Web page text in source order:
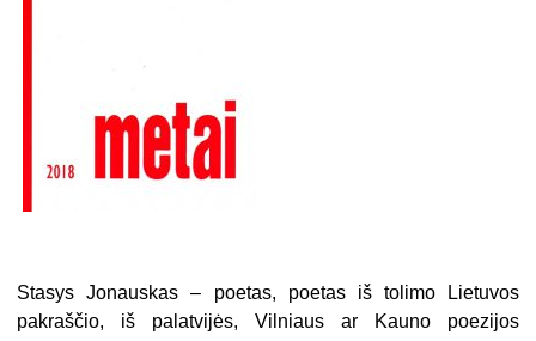
Stasys Jonauskas – poetas, poetas iš tolimo Lietuvos
pakraščio, iš palatvijės, Vilniaus ar Kauno poezijos